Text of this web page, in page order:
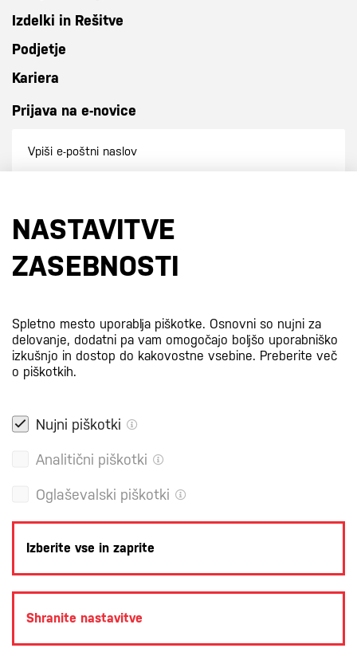
Izdelki in Rešitve
Podjetje
Kariera
Prijava na e-novice
S prijavo na e-novice se strinjate z
PRODUKCIJA: CREATIM
NASTAVITVE
ZASEBNOSTI
Spletno mesto uporablja piškotke. Osnovni so nujni za
delovanje, dodatni pa vam omogočajo boljšo uporabniško
izkušnjo in dostop do kakovostne vsebine. Preberite več
o piškotkih.
Nujni piškotki
Analitični piškotki
Oglaševalski piškotki
Izberite vse in zaprite
Shranite nastavitve